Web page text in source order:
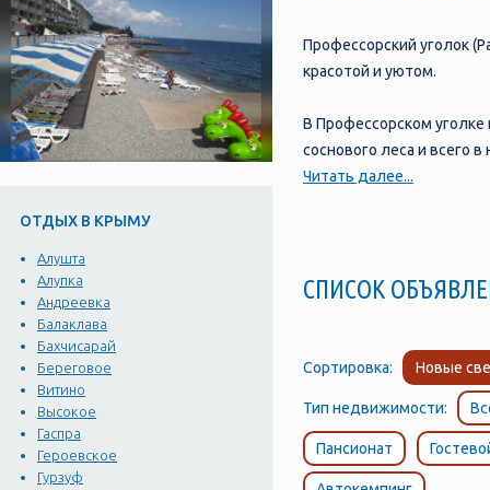
ОТДЫХ В КРЫМУ
Алушта
Алупка
Андреевка
Балаклава
Бахчисарай
Береговое
Витино
Высокое
Гаспра
Героевское
Гурзуф
Профессорский уголок
красотой и уютом.
В Профессорском
соснового леса и всего
парковка.
Если вы предпочитаете
В Профессорском
прогулки на яхтах, а
Таким образом,
Читать далее...
СПИСОК
Сортировка: Новые
Тип недвижимости:
Пансионат